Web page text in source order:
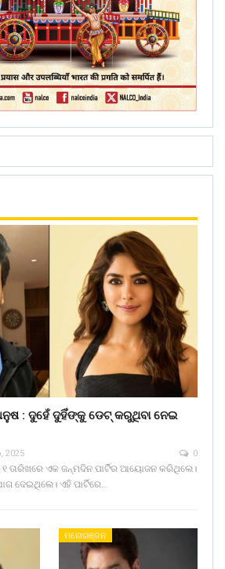
: ଦୁହେଁ ଦୁହିଁଙ୍କୁ ଡେଟ୍ କରୁଥିବା ନେଇ
2025 0
ତାରିଖରେ ଏକ ଜନ୍ମଦିନ ପାର୍ଟିର ଆୟୋଜନ କରିଥିଲେ।
ଦେଇଥିଲେ। ଏହି ପାର୍ଟିରେ…
ମନୋରଞ୍ଜନ